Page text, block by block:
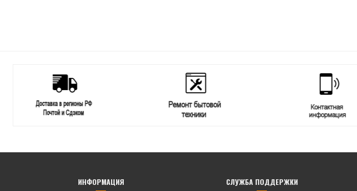
ИНФОРМАЦИЯ СЛУЖБА ПОДДЕРЖКИ